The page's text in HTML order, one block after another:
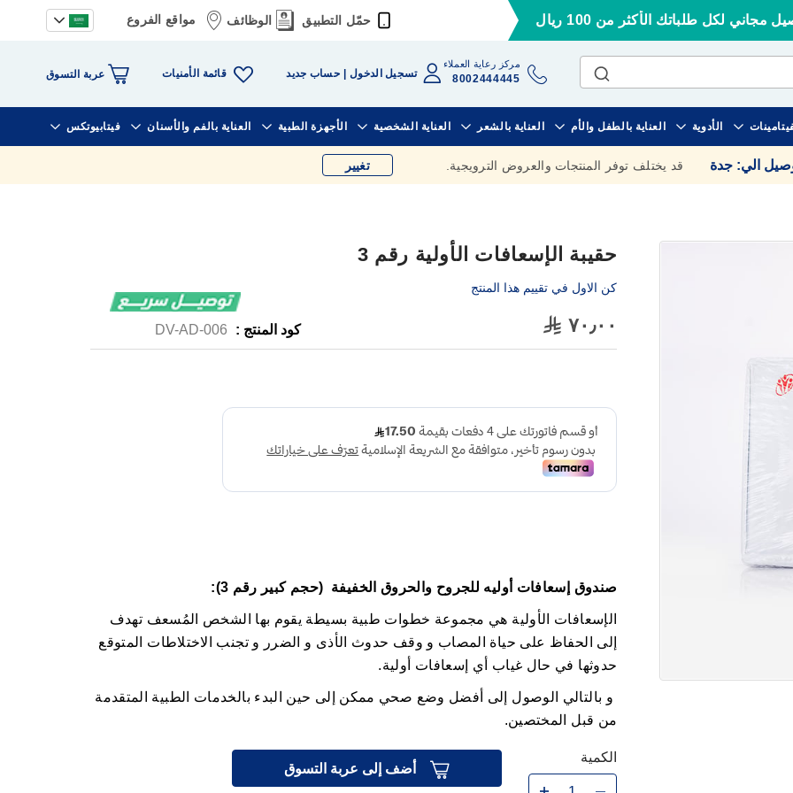
مجاني لكل طلباتك الأكثر من 100 ريال حمّل التطبيق الوظائف مواقع الفروع
مركز رعاية العملاء
8002444445 تسجيل الدخول حساب جديد قائمة الأمنيات عربة التسوق
الأدوية العناية بالطفل والأم العناية بالشعر العناية الشخصية الأجهزة الطبية العناية بالفم والأسنان فيتابيوتكس
الي: جدة قد يختلف توفر المنتجات والعروض الترويجية. تغيير
حقيبة الإسعافات الأولية رقم 3
كن الاول في تقييم هذا المنتج
٧٠٫٠٠ كود المنتج : DV-AD-006
صندوق إسعافات أوليه للجروح والحروق الخفيفة (حجم كبير رقم 3):
الإسعافات الأولية هي مجموعة خطوات طبية بسيطة يقوم بها الشخص المُسعف تهدف
إلى الحفاظ على حياة المصاب و وقف حدوث الأذى و الضرر و تجنب الاختلاطات المتوقع
حدوثها في حال غياب أي إسعافات أولية.
و بالتالي الوصول إلى أفضل وضع صحي ممكن إلى حين البدء بالخدمات الطبية المتقدمة
من قبل المختصين.
الكمية
أضف إلى عربة التسوق